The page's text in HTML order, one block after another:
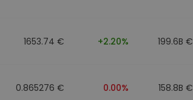
1653.74 € +2.20% 199.6B €
0.865276 € 0.00% 158.8B €